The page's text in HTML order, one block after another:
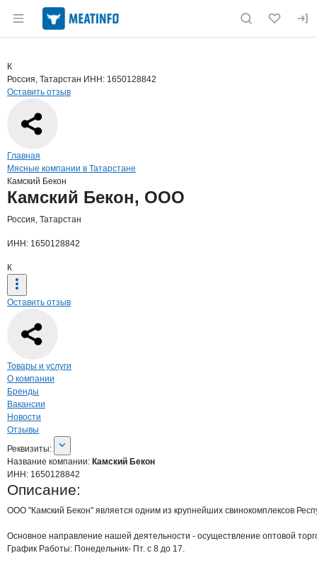
Раздел навигации по сайту meatinfo.ru
Страница компании
Страница компании
Краткая информация о компании
К
Россия, Татарстан ИНН: 1650128842
Оставить отзыв
Навигация по сайту
Главная
Мясные компании в Татарстане
Камский Бекон
Основная информация о компании
Камский Бекон, ООО
Россия, Татарстан
ИНН: 1650128842
К
Оставить отзыв
Навигация по странице
Товары и услуги
О компании
Бренды
Вакансии
Новости
Отзывы
О компании
Реквизиты
Реквизиты:
Название компании: Камский Бекон
ИНН: 1650128842
Описание:
ООО "Камский Бекон" является одним из крупнейших свинокомплексов
Основное направление нашей деятельности - осуществление оптовой
График Работы: Понедельник- Пт. с 8 до 17.